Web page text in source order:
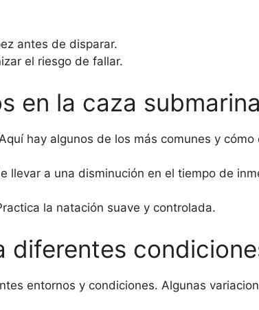
antes de disparar.
el riesgo de fallar.
en la caza submarina
hay algunos de los más comunes y cómo
llevar a una disminución en el tiempo de
la natación suave y controlada.
diferentes
entornos y condiciones. Algunas